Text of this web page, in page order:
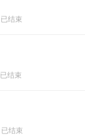
已结束
已结束
已结束